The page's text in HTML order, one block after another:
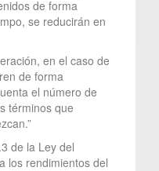
de forma
se reducirán en
en el caso de
de forma
el número de
términos que
de la Ley del
los rendimientos del